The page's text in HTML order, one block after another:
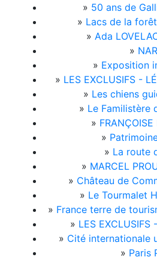
» 50 ans de
» Lacs de la
» Ada
»
» Exposition
» LES EXCLUSIFS -
» Les chiens
» Le Familistère
» FRANÇOISE
»
» La route
» MARCEL
» Château de
» Le Tourmalet
» France terre de
» LES EXCLUSIFS
» Cité internationale
» Paris